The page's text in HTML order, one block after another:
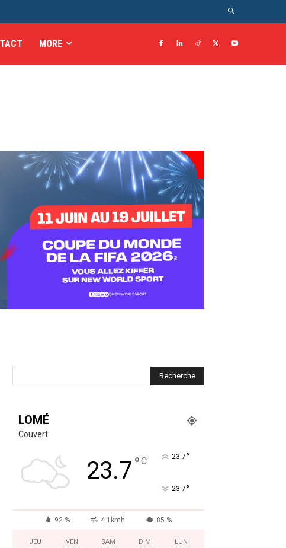
MORE
LOMÉ
Couvert
23.7°C 23.7°
23.7°
92 % 4.1kmh 85 %
JEU VEN SAM DIM LUN